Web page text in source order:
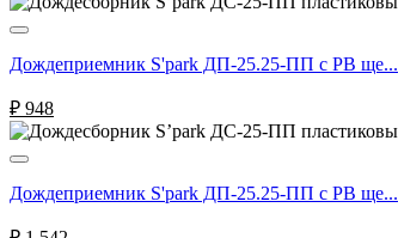
Дождеприемник S'park ДП-25.25-ПП с РВ ще...
₽ 948
Дождеприемник S'park ДП-25.25-ПП с РВ ще...